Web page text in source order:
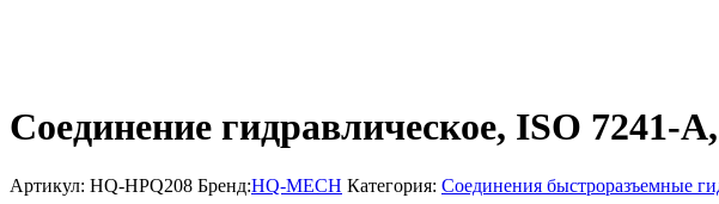
Соединение гидравлическое, ISO 7241-
Артикул: HQ-HPQ208 Бренд:HQ-MECH Категория: Соединения быстроразъемные